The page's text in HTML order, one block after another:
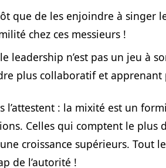
que de les enjoindre à singer
chez ces messieurs !
leadership n’est pas un jeu à
plus collaboratif et apprenant
l’attestent : la mixité est un
Celles qui comptent le plus
croissance supérieurs. Tout
de l’autorité !